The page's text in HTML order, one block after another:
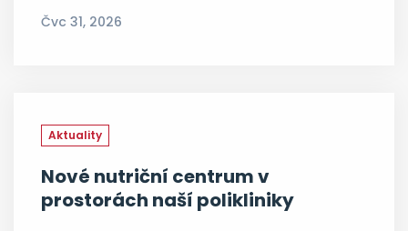
Čvc 31, 2026
Aktuality
Nové nutriční centrum v
prostorách naší polikliniky